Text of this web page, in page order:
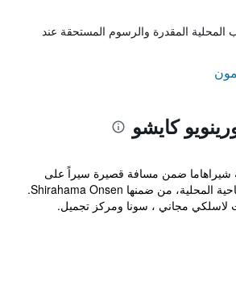
المقدرة والرسوم المستحقة عند
كايشو
شيراهاما ضمن مسافة قصيرة سيراً على
الأقدام من الأماكن السياحية المحلية، من ضمنها Shirahama Onsen.
لاسلكي مجاني ، سونا ومركز تجميل.